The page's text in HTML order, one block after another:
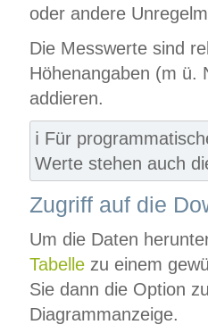
oder andere
Die Messwerte sind
Höhenangaben (m ü.
addieren.
ℹ️ Für
Werte stehen auch
Zugriff auf die
Um die Daten
Tabelle zu einem
Sie dann die Option
Diagrammanzeige.